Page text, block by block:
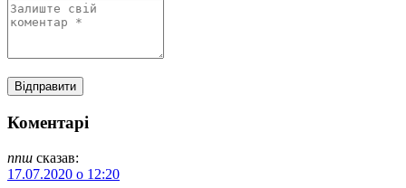
Коментарі
ппш сказав:
17.07.2020 о 12:20